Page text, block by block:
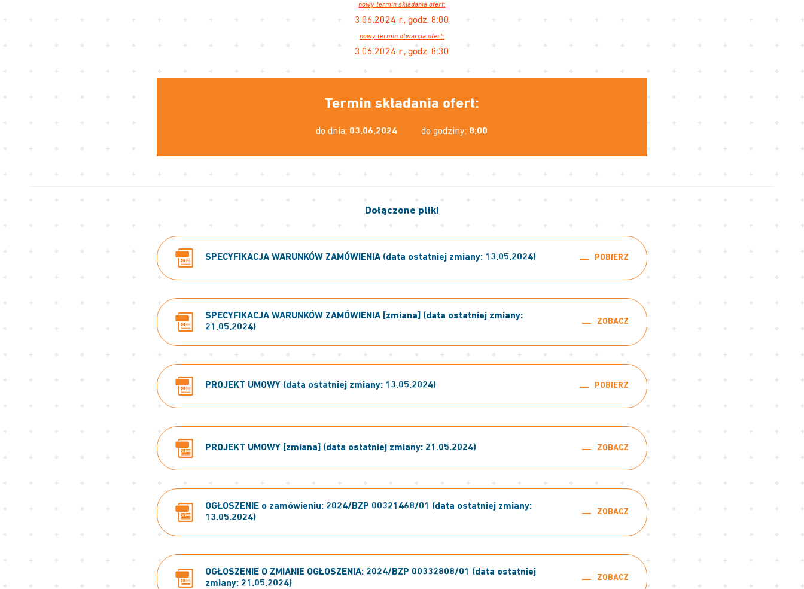
nowy termin składania ofert:
3.06.2024 r., godz. 8:00
nowy termin otwarcia ofert:
3.06.2024 r., godz. 8:30
Termin składania ofert:
do dnia: 03.06.2024 do godziny: 8:00
Dołączone pliki
SPECYFIKACJA WARUNKÓW ZAMÓWIENIA (data ostatniej zmiany: 13.05.2024) POBIERZ
SPECYFIKACJA WARUNKÓW ZAMÓWIENIA [zmiana] (data ostatniej zmiany:
21.05.2024)
ZOBACZ
PROJEKT UMOWY (data ostatniej zmiany: 13.05.2024) POBIERZ
PROJEKT UMOWY [zmiana] (data ostatniej zmiany: 21.05.2024) ZOBACZ
OGŁOSZENIE o zamówieniu: 2024/BZP 00321468/01 (data ostatniej zmiany:
13.05.2024)
ZOBACZ
OGŁOSZENIE O ZMIANIE OGŁOSZENIA: 2024/BZP 00332808/01 (data ostatniej
zmiany: 21.05.2024)
ZOBACZ